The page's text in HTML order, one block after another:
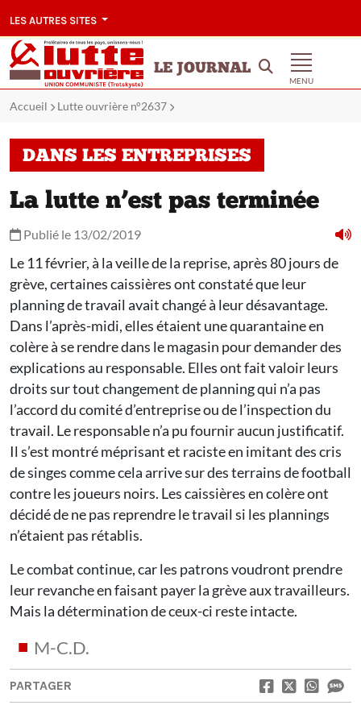
LES AUTRES SITES
LE JOURNAL
MENU
Accueil Lutte ouvrière n°2637
DANS LES ENTREPRISES
La lutte n’est pas terminée
Publié le 13/02/2019
Le 11 février, à la veille de la reprise, après 80 jours de
grève, certaines caissières ont constaté que leur
planning de travail avait changé à leur désavantage.
Dans l’après-midi, elles étaient une quarantaine en
colère à se rendre dans le magasin pour demander des
explications au responsable. Elles ont fait valoir leurs
droits sur tout changement de planning qui n’a pas
l’accord du comité d’entreprise ou de l’inspection du
travail. Le responsable n’a pu fournir aucun justificatif.
Il s’est montré méprisant et raciste en imitant des cris
de singes comme cela arrive sur des terrains de football
contre les joueurs noirs. Les caissières en colère ont
décidé de ne pas reprendre le travail si les plannings
n’étaient pas rétablis.
Le combat continue, car les patrons voudront prendre
leur revanche en faisant payer la grève aux travailleurs.
Mais la détermination de ceux-ci reste intacte.
M-C.D.
PARTAGER